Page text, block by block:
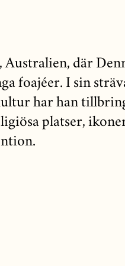
Australien, där
foajéer. I sin
har han
platser,